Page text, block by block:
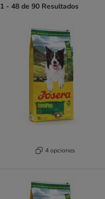
1 - 48 de 90 Resultados
4 opciones